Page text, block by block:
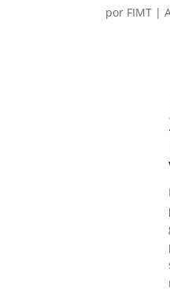
por FIMT |